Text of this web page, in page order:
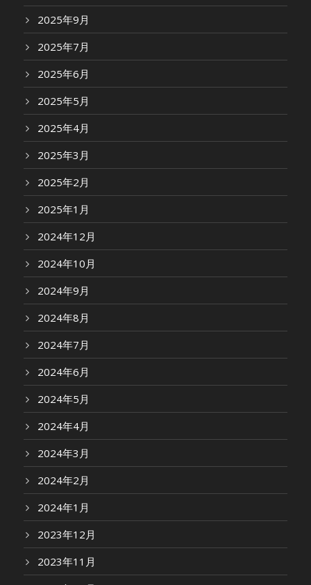
2025年9月
2025年7月
2025年6月
2025年5月
2025年4月
2025年3月
2025年2月
2025年1月
2024年12月
2024年10月
2024年9月
2024年8月
2024年7月
2024年6月
2024年5月
2024年4月
2024年3月
2024年2月
2024年1月
2023年12月
2023年11月